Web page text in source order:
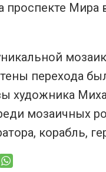
Мира
перехода
художника
мозаичных
корабль,